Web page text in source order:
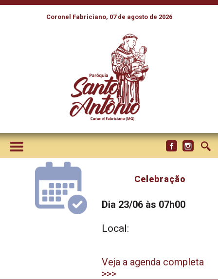
Coronel Fabriciano, 07 de agosto de 2026
Celebração
Dia 23/06 às 07h00
Local:
Veja a agenda completa
>>>